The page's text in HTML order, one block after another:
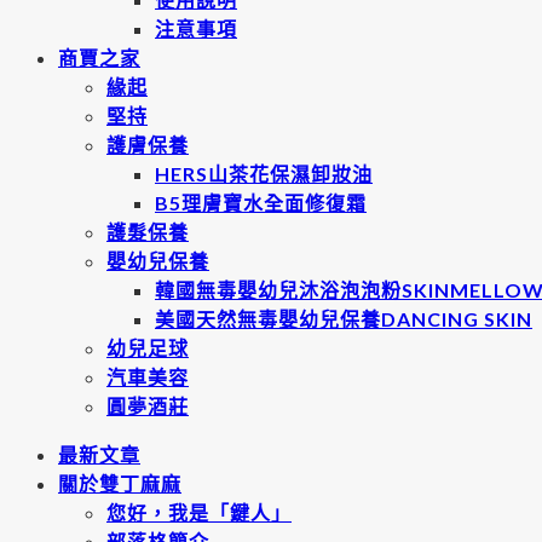
注意事項
商賈之家
緣起
堅持
護膚保養
HERS山茶花保濕卸妝油
B5理膚寶水全面修復霜
護髮保養
嬰幼兒保養
韓國無毒嬰幼兒沐浴泡泡粉
美國天然無毒嬰幼兒保養DANCING SKIN
幼兒足球
汽車美容
圓夢酒莊
最新文章
關於雙丁麻麻
您好，我是「鍵人」